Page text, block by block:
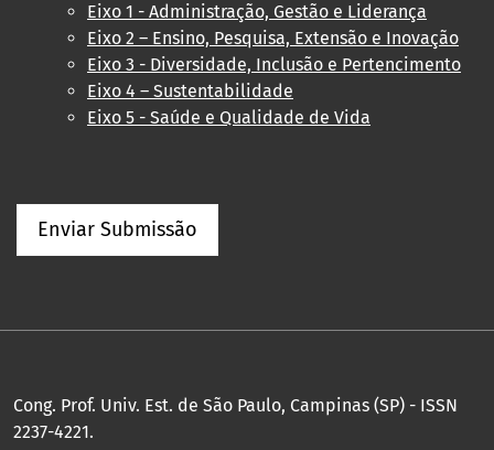
Eixo 1 - Administração, Gestão e Liderança
Eixo 2 – Ensino, Pesquisa, Extensão e Inovação
Eixo 3 - Diversidade, Inclusão e Pertencimento
Eixo 4 – Sustentabilidade
Eixo 5 - Saúde e Qualidade de Vida
Enviar Submissão
Cong. Prof. Univ. Est. de São Paulo, Campinas (SP) - ISSN
2237-4221.